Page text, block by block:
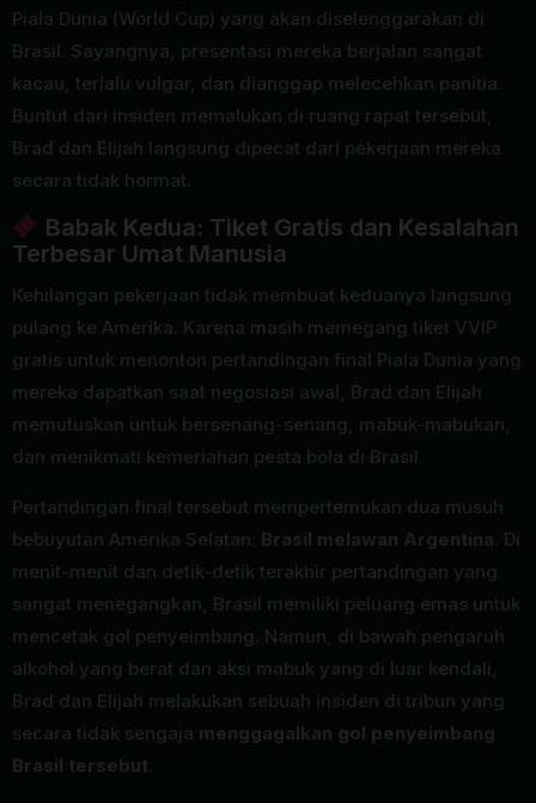
Piala Dunia (World Cup) yang akan diselenggarakan di
Brasil. Sayangnya, presentasi mereka berjalan sangat
kacau, terlalu vulgar, dan dianggap melecehkan panitia.
Buntut dari insiden memalukan di ruang rapat tersebut,
Brad dan Elijah langsung dipecat dari pekerjaan mereka
secara tidak hormat.
Babak Kedua: Tiket Gratis dan Kesalahan
Terbesar Umat Manusia
Kehilangan pekerjaan tidak membuat keduanya langsung
pulang ke Amerika. Karena masih memegang tiket VVIP
gratis untuk menonton pertandingan final Piala Dunia yang
mereka dapatkan saat negosiasi awal, Brad dan Elijah
memutuskan untuk bersenang-senang, mabuk-mabukan,
dan menikmati kemeriahan pesta bola di Brasil.
Pertandingan final tersebut mempertemukan dua musuh
bebuyutan Amerika Selatan: Brasil melawan Argentina. Di
menit-menit dan detik-detik terakhir pertandingan yang
sangat menegangkan, Brasil memiliki peluang emas untuk
mencetak gol penyeimbang. Namun, di bawah pengaruh
alkohol yang berat dan aksi mabuk yang di luar kendali,
Brad dan Elijah melakukan sebuah insiden di tribun yang
secara tidak sengaja menggagalkan gol penyeimbang
Brasil tersebut.